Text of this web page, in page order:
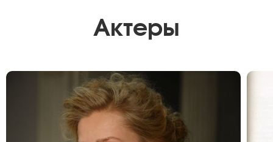
Актеры